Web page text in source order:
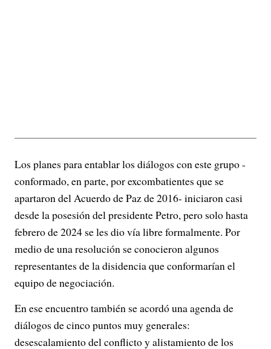
Los planes para entablar los diálogos con este grupo -
conformado, en parte, por excombatientes que se
apartaron del Acuerdo de Paz de 2016- iniciaron casi
desde la posesión del presidente Petro, pero solo hasta
febrero de 2024 se les dio vía libre formalmente. Por
medio de una resolución se conocieron algunos
representantes de la disidencia que conformarían el
equipo de negociación.
En ese encuentro también se acordó una agenda de
diálogos de cinco puntos muy generales:
desescalamiento del conflicto y alistamiento de los